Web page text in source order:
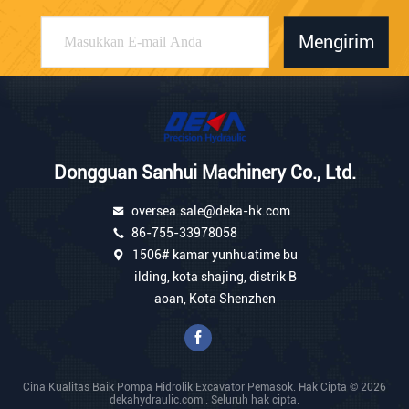
Mengirim
Dongguan Sanhui Machinery Co., Ltd.
oversea.sale@deka-hk.com
86-755-33978058
1506# kamar yunhuatime bu
ilding, kota shajing, distrik B
aoan, Kota Shenzhen
Cina Kualitas Baik Pompa Hidrolik Excavator Pemasok. Hak Cipta © 2026
dekahydraulic.com . Seluruh hak cipta.